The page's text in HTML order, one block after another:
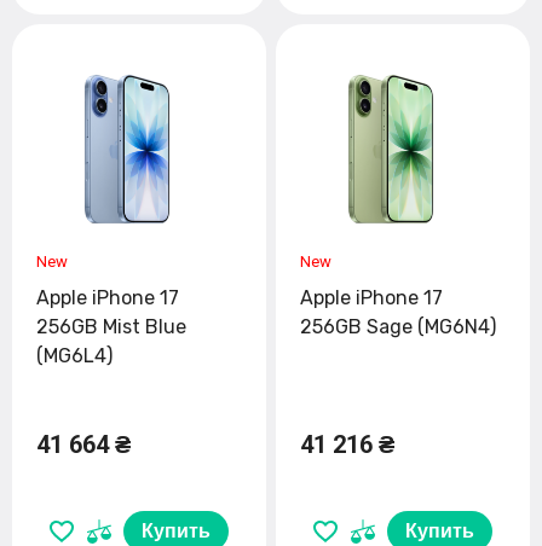
Apple iPhone 17
256GB Mist Blue
(MG6L4)
41 664 ₴
Купить
Apple iPhone 17
256GB Sage (MG6N4)
41 216 ₴
Купить